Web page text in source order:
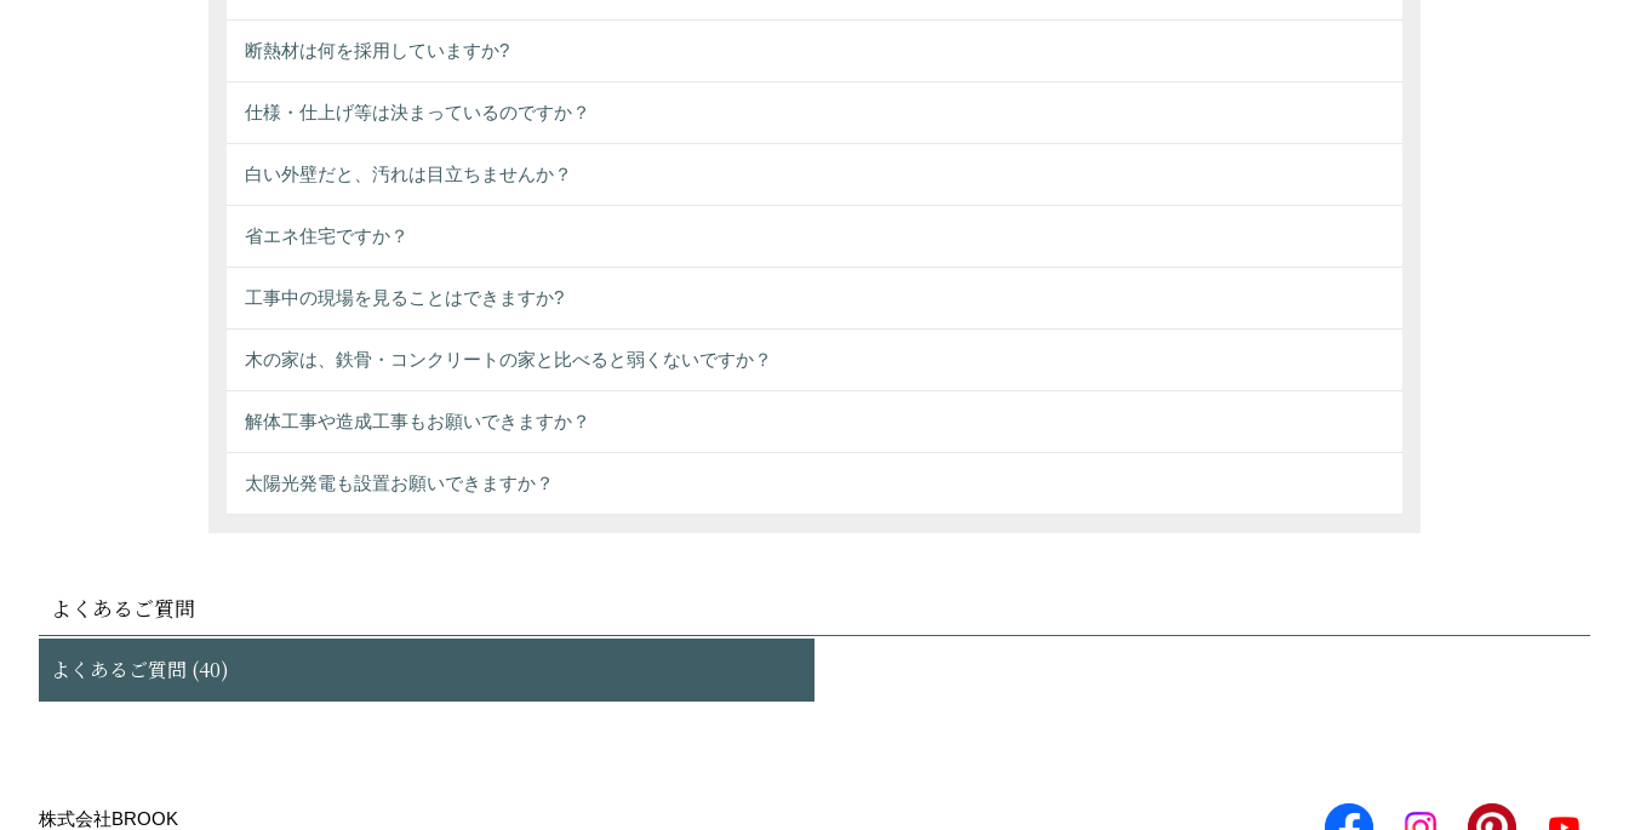
断熱材は何を採用していますか?
仕様・仕上げ等は決まっているのですか？
白い外壁だと、汚れは目立ちませんか？
省エネ住宅ですか？
工事中の現場を見ることはできますか?
木の家は、鉄骨・コンクリートの家と比べると弱くないですか？
解体工事や造成工事もお願いできますか？
太陽光発電も設置お願いできますか？
よくあるご質問
よくあるご質問 (40)
株式会社BROOK